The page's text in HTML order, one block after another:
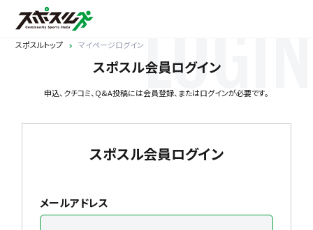
スポスルトップ マイページログイン
スポスル会員ログイン
申込、クチコミ、Q&A投稿には会員登録、またはログインが必要です。
LOGIN
スポスル会員ログイン
メールアドレス